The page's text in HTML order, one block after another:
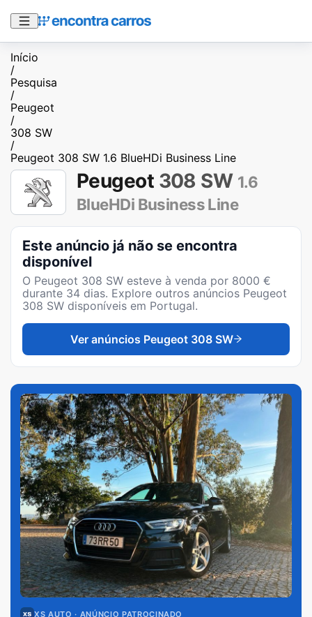
Início
/
Pesquisa
/
Peugeot
/
308 SW
/
Peugeot 308 SW 1.6 BlueHDi Business Line
Peugeot 308 SW 1.6
BlueHDi Business Line
Este anúncio já não se encontra
disponível
O Peugeot 308 SW esteve à venda por 8000 €
durante 34 dias. Explore outros anúncios Peugeot
308 SW disponíveis em Portugal.
Ver anúncios Peugeot 308 SW
XS AUTO · ANÚNCIO PATROCINADO